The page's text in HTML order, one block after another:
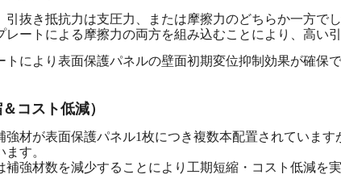
引抜き抵抗力は支圧力、または摩擦力のどちらか一方で
レートによる摩擦力の両方を組み込むことにより、高い
トにより表面保護パネルの壁面初期変位抑制効果が確保で
コスト低減）
強材が表面保護パネル1枚につき複数本配置されていま
す。
補強材数を減少することにより工期短縮・コスト低減を実